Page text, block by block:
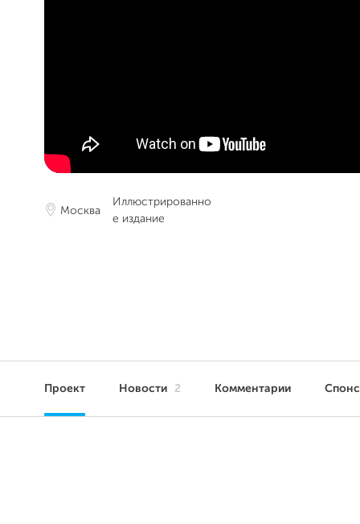
Москва
Иллюстрированно
е издание
Проект Новости 2 Комментарии